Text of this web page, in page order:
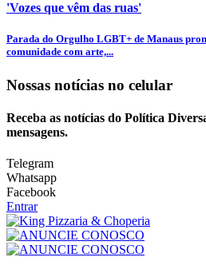
'Vozes que vêm das ruas'
Parada do Orgulho LGBT+ de Manaus
comunidade com arte,...
Nossas notícias no celular
Receba as notícias do Política
mensagens.
Telegram
Whatsapp
Facebook
Entrar